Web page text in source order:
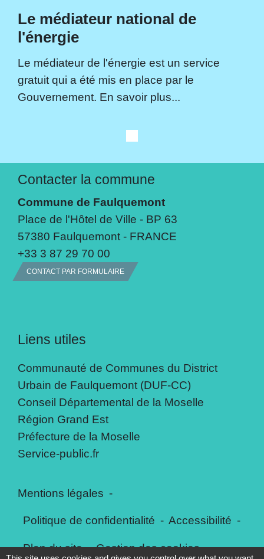
Le médiateur national de
l'énergie
Le médiateur de l'énergie est un service
gratuit qui a été mis en place par le
Gouvernement. En savoir plus...
Contacter la commune
Commune de Faulquemont
Place de l'Hôtel de Ville - BP 63
57380 Faulquemont - FRANCE
+33 3 87 29 70 00
CONTACT PAR FORMULAIRE
Liens utiles
Communauté de Communes du District
Urbain de Faulquemont (DUF-CC)
Conseil Départemental de la Moselle
Région Grand Est
Préfecture de la Moselle
Service-public.fr
Mentions légales -
Politique de confidentialité - Accessibilité -
Plan du site - Gestion des cookies